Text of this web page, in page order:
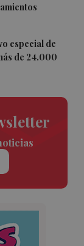
especial de
de 24.000